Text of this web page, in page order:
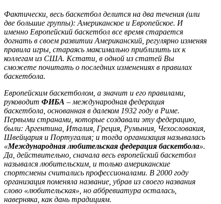
Фактически, весь баскетбол делится на два течения (или
две большие группы): Американское и Европейское. И
именно Европейский баскетбол все время старается
догнать в своем развитии Американский, регулярно изменяя
правила игры, стараясь максимально приблизить их к
коллегам из США. Кстати, в одной из статей Вы
сможете почитать о последних изменениях в правилах
баскетбола.
Европейским баскетболом, а значит и его правилами,
руководит ФИБА – международная федерация
баскетбола, основанная в далеком 1932 году в Риме.
Первыми странами, которые создавали эту федерацию,
были: Аргентина, Италия, Греция, Румыния, Чехословакия,
Швейцария и Португалия; и тогда организация называлась
«Международная любительская федерация баскетбола».
Да, действительно, сначала весь европейский баскетбол
назывался любительским, и только американские
спортсмены считались профессионалами. В 2000 году
организация поменяла название, убрав из своего названия
слово «любительская», но аббревиатура осталась,
наверняка, как дань традициям.